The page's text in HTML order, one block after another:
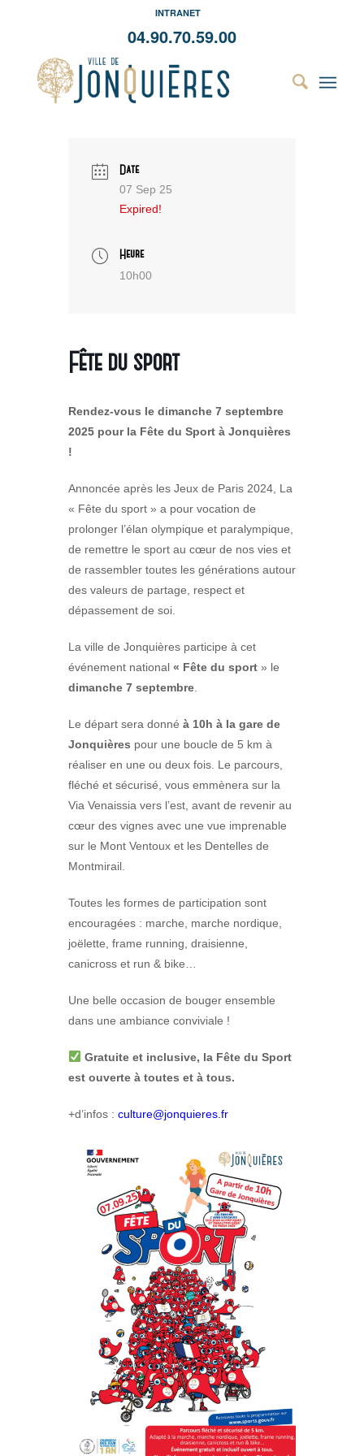
INTRANET
04.90.70.59.00
Date
07 Sep 25
Expired!
Heure
10h00
Fête du sport
Rendez-vous le dimanche 7 septembre
2025 pour la Fête du Sport à Jonquières
!
Annoncée après les Jeux de Paris 2024, La
« Fête du sport » a pour vocation de
prolonger l’élan olympique et paralympique,
de remettre le sport au cœur de nos vies et
de rassembler toutes les générations autour
des valeurs de partage, respect et
dépassement de soi.
La ville de Jonquières participe à cet
événement national « Fête du sport » le
dimanche 7 septembre
Le départ sera donné à 10h à la gare de
Jonquières pour une boucle de 5 km à
réaliser en une ou deux fois. Le parcours,
fléché et sécurisé, vous emmènera sur la
Via Venaissia vers l’est, avant de revenir au
cœur des vignes avec une vue imprenable
sur le Mont Ventoux et les Dentelles de
Montmirail.
Toutes les formes de participation sont
encouragées : marche, marche nordique,
joëlette, frame running, draisienne,
canicross et run & bike…
Une belle occasion de bouger ensemble
dans une ambiance conviviale !
Gratuite et inclusive, la Fête du Sport
est ouverte à toutes et à tous.
+d’infos : culture@jonquieres.fr